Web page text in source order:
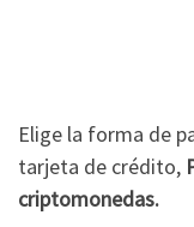
Elige la forma de
tarjeta de crédito,
criptomonedas.